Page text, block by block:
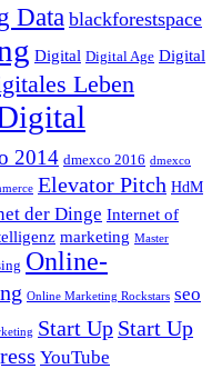
Data blackforestspace
Digital Digital Age Digital
Leben
2014 dmexco 2016 dmexco
Elevator Pitch HdM
der Dinge Internet of
marketing Master
Online-
Online Marketing Rockstars seo
Start Up Start Up
YouTube